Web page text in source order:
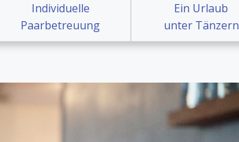
Individuelle
Paarbetreuung
Ein Urlaub
unter Tänzern